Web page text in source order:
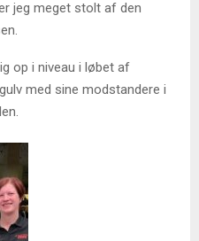
jeg meget stolt af den
op i niveau i løbet af
med sine modstandere i